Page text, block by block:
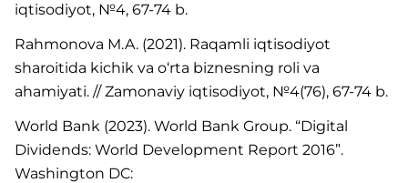
iqtisodiyot, №4, 67-74 b.
Rahmonova M.A. (2021). Raqamli iqtisodiyot
sharoitida kichik va o‘rta biznesning roli va
ahamiyati. // Zamonaviy iqtisodiyot, №4(76), 67-74 b.
World Bank (2023). World Bank Group. “Digital
Dividends: World Development Report 2016”.
Washington DC: